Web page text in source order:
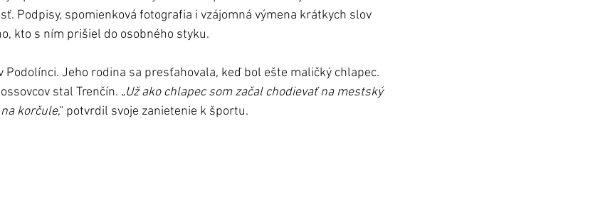
Podpisy, spomienková fotografia i vzájomná výmena krátkych slov
kto s ním prišiel do osobného styku.
Podolínci. Jeho rodina sa presťahovala, keď bol ešte maličký chlapec.
stal Trenčín. „Už ako chlapec som začal chodievať na mestský
korčule,“ potvrdil svoje zanietenie k športu.